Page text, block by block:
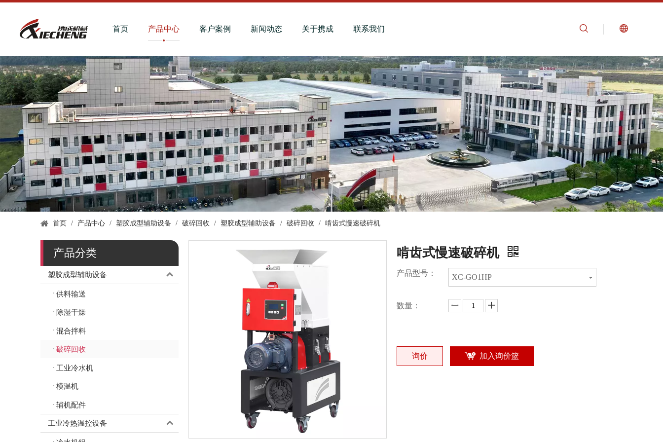
首页 产品中心 客户案例 新闻动态 关于携成 联系我们
首页 / 产品中心 / 塑胶成型辅助设备 / 破碎回收 / 塑胶成型辅助设备 / 破碎回收 / 啃齿式慢速破碎机
产品分类
塑胶成型辅助设备
供料输送
除湿干燥
混合拌料
破碎回收
工业冷水机
模温机
辅机配件
工业冷热温控设备
啃齿式慢速破碎机
产品型号： XC-GO1HP
数量：
询价 加入询价篮